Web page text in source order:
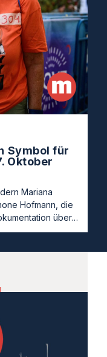
Symbol für
Oktober
Mariana
Hofmann, die
über…